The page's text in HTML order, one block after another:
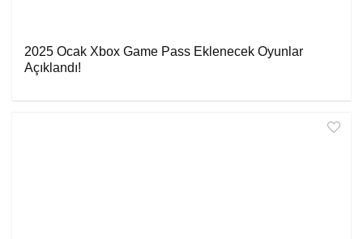
2025 Ocak Xbox Game Pass Eklenecek Oyunlar
Açıklandı!